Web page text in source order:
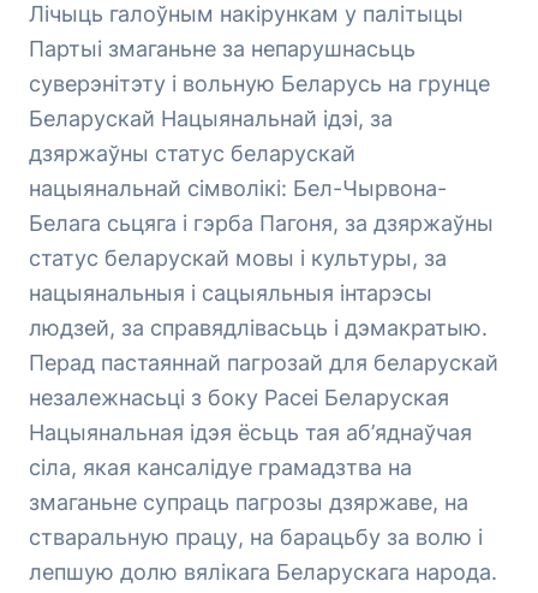
Лічыць галоўным накірункам у палітыцы
Партыі змаганьне за непарушнасьць
суверэнітэту і вольную Беларусь на грунце
Беларускай Нацыянальнай ідэі, за
дзяржаўны статус беларускай
нацыянальнай сімволікі: Бел-Чырвона-
Белага сьцяга і гэрба Пагоня, за дзяржаўны
статус беларускай мовы і культуры, за
нацыянальныя і сацыяльныя інтарэсы
людзей, за справядлівасьць і дэмакратыю.
Перад пастаяннай пагрозай для беларускай
незалежнасьці з боку Расеі Беларуская
Нацыянальная ідэя ёсьць тая аб’яднаўчая
сіла, якая кансалідуе грамадзтва на
змаганьне супраць пагрозы дзяржаве, на
стваральную працу, на барацьбу за волю і
лепшую долю вялікага Беларускага народа.